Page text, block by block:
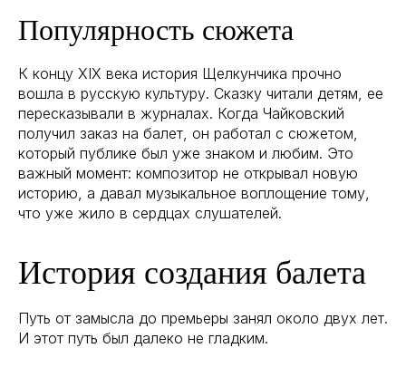
Популярность сюжета
К концу XIX века история Щелкунчика прочно
вошла в русскую культуру. Сказку читали детям, ее
пересказывали в журналах. Когда Чайковский
получил заказ на балет, он работал с сюжетом,
который публике был уже знаком и любим. Это
важный момент: композитор не открывал новую
историю, а давал музыкальное воплощение тому,
что уже жило в сердцах слушателей.
История создания балета
Путь от замысла до премьеры занял около двух лет.
И этот путь был далеко не гладким.